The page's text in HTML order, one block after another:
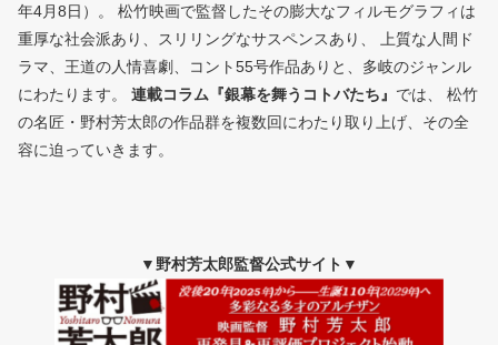
年4月8日）。 松竹映画で監督したその膨大なフィルモグラフィは
重厚な社会派あり、スリリングなサスペンスあり、 上質な人間ド
ラマ、王道の人情喜劇、コント55号作品ありと、多岐のジャンル
にわたります。 連載コラム『銀幕を舞うコトバたち』 では、 松竹
の名匠・野村芳太郎の作品群を複数回にわたり取り上げ、その全
容に迫っていきます。
▼野村芳太郎監督公式サイト▼